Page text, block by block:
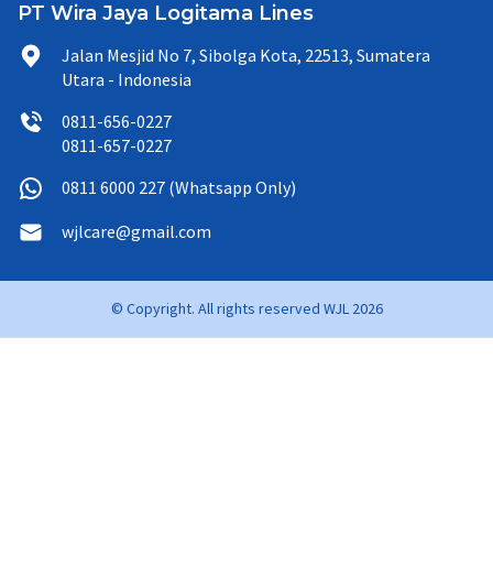
PT Wira Jaya Logitama Lines
Jalan Mesjid No 7, Sibolga Kota, 22513, Sumatera
Utara - Indonesia
0811-656-0227
0811-657-0227
0811 6000 227 (Whatsapp Only)
wjlcare@gmail.com
© Copyright. All rights reserved WJL 2026